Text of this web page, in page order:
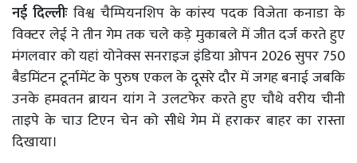
नई दिल्लीःविश्व चैम्पियनशिप के कांस्य पदक विजेता कनाडा के
विक्टर लेई ने तीन गेम तक चले कड़े मुकाबले में जीत दर्ज करते हुए
मंगलवार को यहां योनेक्स सनराइज इंडिया ओपन 2026 सुपर 750
बैडमिंटन टूर्नामेंट के पुरुष एकल के दूसरे दौर में जगह बनाई जबकि
उनके हमवतन ब्रायन यांग ने उलटफेर करते हुए चौथे वरीय चीनी
ताइपे के चाउ टिएन चेन को सीधे गेम में हराकर बाहर का रास्ता
दिखाया।